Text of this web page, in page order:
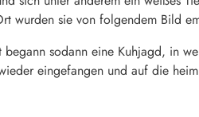
wurden sie von folgendem Bild
sodann eine Kuhjagd, in
eingefangen und auf die